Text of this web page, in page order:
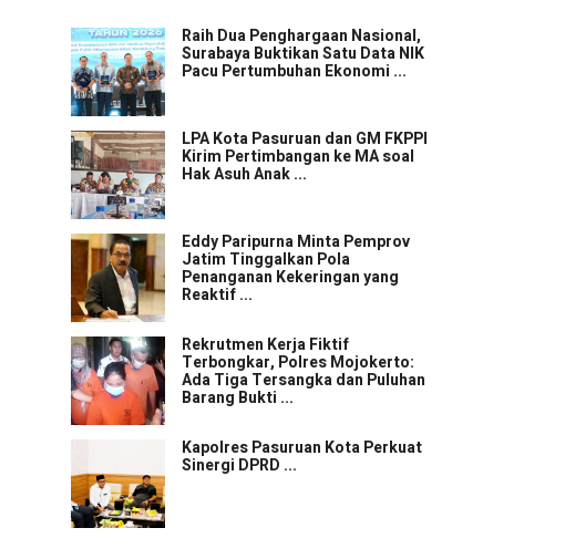
Raih Dua Penghargaan Nasional,
Surabaya Buktikan Satu Data NIK
Pacu Pertumbuhan Ekonomi ...
LPA Kota Pasuruan dan GM FKPPI
Kirim Pertimbangan ke MA soal
Hak Asuh Anak ...
Eddy Paripurna Minta Pemprov
Jatim Tinggalkan Pola
Penanganan Kekeringan yang
Reaktif ...
Rekrutmen Kerja Fiktif
Terbongkar, Polres Mojokerto:
Ada Tiga Tersangka dan Puluhan
Barang Bukti ...
Kapolres Pasuruan Kota Perkuat
Sinergi DPRD ...